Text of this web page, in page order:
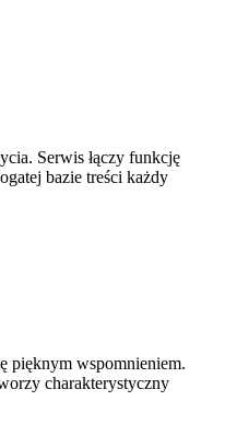
Serwis łączy funkcję
bazie treści każdy
pięknym wspomnieniem.
charakterystyczny